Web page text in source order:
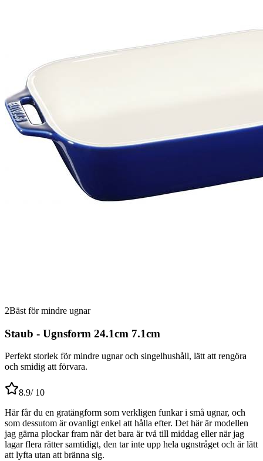
2Bäst för mindre ugnar
Staub - Ugnsform 24.1cm 7.1cm
Perfekt storlek för mindre ugnar och singelhushåll, lätt att rengöra
och smidig att förvara.
8.9/ 10
Här får du en gratängform som verkligen funkar i små ugnar, och
som dessutom är ovanligt enkel att hålla efter. Det här är modellen
jag gärna plockar fram när det bara är två till middag eller när jag
lagar flera rätter samtidigt, den tar inte upp hela ugnstråget och är lätt
att lyfta utan att bränna sig.